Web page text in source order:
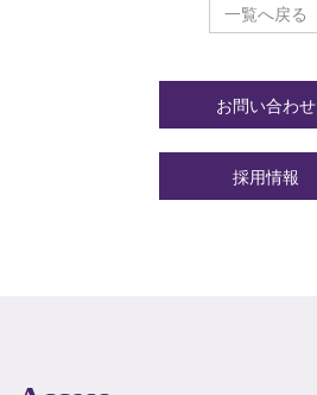
一覧へ戻る
お問い合わせ
採用情報